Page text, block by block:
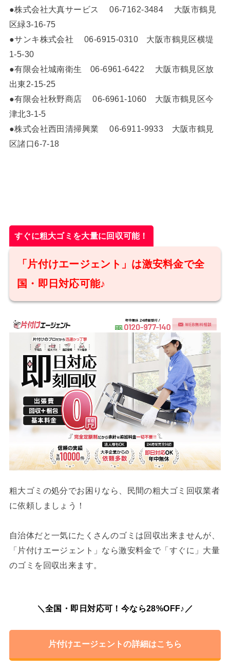
●株式会社大真サービス 06-7162-3484 大阪市鶴見
区緑3-16-75
●サンキ株式会社 06-6915-0310 大阪市鶴見区横堤
1-5-30
●有限会社城南衛生 06-6961-6422 大阪市鶴見区放
出東2-15-25
●有限会社秋野商店 06-6961-1060 大阪市鶴見区今
津北3-1-5
●株式会社西田清掃興業 06-6911-9933 大阪市鶴見
区諸口6-7-18
すぐに粗大ゴミを大量に回収可能！
「片付けエージェント」は激安料金で全
国・即日対応可能♪
粗大ゴミの処分でお困りなら、民間の粗大ゴミ回収業者
に依頼しましょう！
自治体だと一気にたくさんのゴミは回収出来ませんが、
「片付けエージェント」なら激安料金で「すぐに」大量
のゴミを回収出来ます。
＼全国・即日対応可！今なら28%OFF♪／
片付けエージェントの詳細はこちら